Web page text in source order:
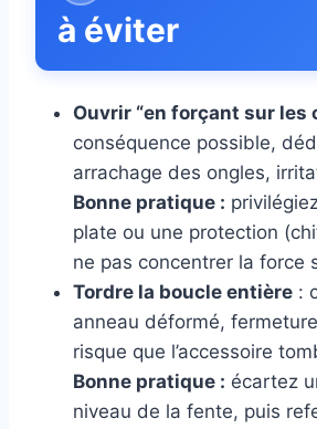
à éviter
Ouvrir “en forçant sur les
conséquence possible,
arrachage des ongles,
Bonne pratique :
plate ou une protection
ne pas concentrer la force
Tordre la boucle entière :
anneau déformé,
risque que l’accessoire
Bonne pratique : écartez
niveau de la fente, puis